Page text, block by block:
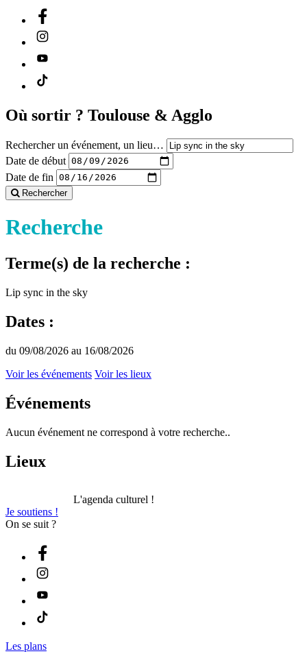
Où sortir ? Toulouse & Agglo
Rechercher un événement, un lieu…
Date de début
Date de fin
Rechercher
Recherche
Terme(s) de la recherche :
Lip sync in the sky
Dates :
du 09/08/2026 au 16/08/2026
Voir les événements Voir les lieux
Événements
Aucun événement ne correspond à votre recherche..
Lieux
L'agenda culturel !
Je soutiens !
On se suit ?
Les plans